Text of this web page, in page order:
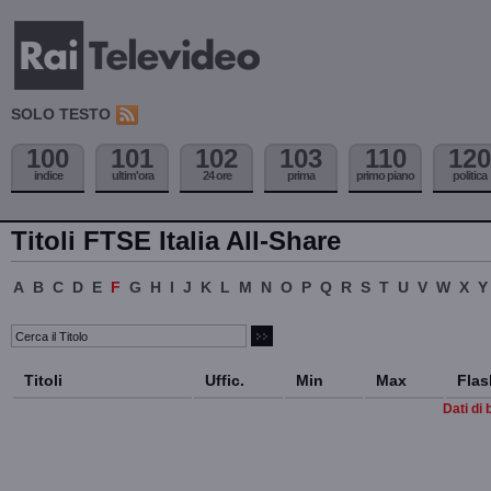
SOLO TESTO
100
indice
101
ultim'ora
102
24 ore
103
prima
110
primo piano
120
politica
Titoli FTSE Italia All-Share
A B C D E F G H I J K L M N O P Q R S T U V W X Y
Titoli Uffic. Min Max
Dati di